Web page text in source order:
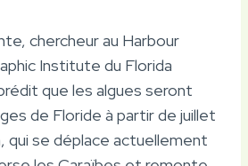
chercheur au Harbour
Institute du Florida
que les algues seront
de Floride à partir de juillet
qui se déplace actuellement